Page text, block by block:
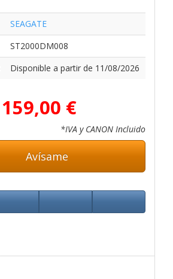
SEAGATE
ST2000DM008
Disponible a partir de 11/08/2026
159,00 €
*IVA y CANON Incluido
Avísame